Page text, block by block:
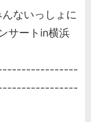
ないっしょに
サートin横浜